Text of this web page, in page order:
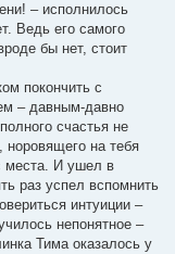
– исполнилось
Ведь его самого
бы нет, стоит
покончить с
– давным-давно
счастья не
норовящего на тебя
места. И ушел в
раз успел вспомнить
интуиции –
непонятное –
Тима оказалось у